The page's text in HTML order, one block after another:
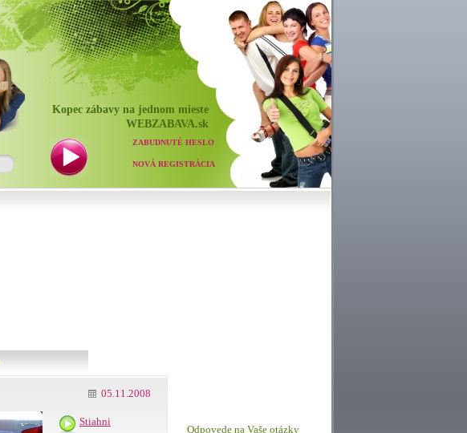
Kopec zábavy na jednom mieste
WEBZABAVA.sk
ZABUDNUTÉ HESLO
NOVÁ REGISTRÁCIA
05.11.2008
Stiahni
Odpovede na Vaše otázky